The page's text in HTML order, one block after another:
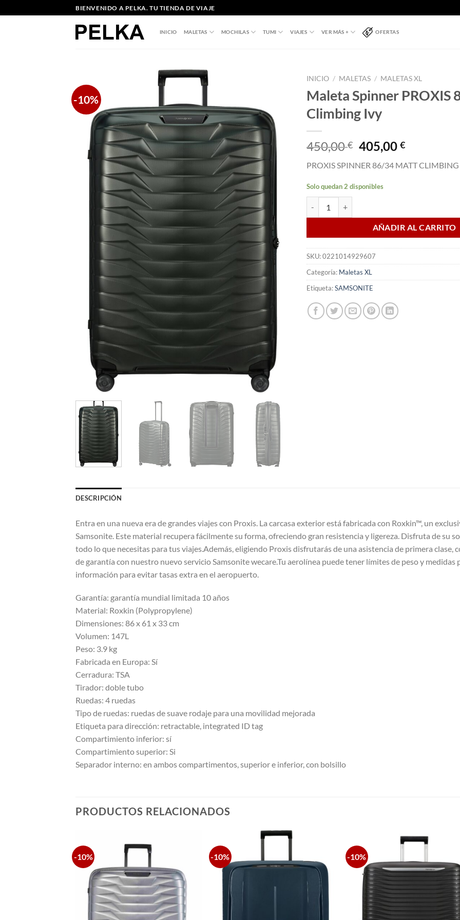
al
BIENVENIDO A PELKA. TU TIENDA DE VIAJE
INICIO MALETAS MOCHILAS TUMI VIAJES VER MÁS + OFERTAS
-10%
INICIO / MALETAS / MALETAS XL
Maleta Spinner PROXIS
Climbing Ivy
450,00€ El
precio
original
era:
450,00 €.
405,00€El
actual
PROXIS SPINNER 86/34 MATT
Solo quedan 2 disponibles
AÑADIR AL CARRITO
SKU:0221014929607
Categoría: Maletas XL
Etiqueta:SAMSONITE
DESCRIPCIÓN
Entra en una nueva era de grandes viajes con Proxis. La carcasa exterior está fabricada con Roxkin™, un
Samsonite. Este material recupera fácilmente su forma, ofreciendo gran resistencia y ligereza. Disfruta de su
todo lo que necesitas para tus viajes.Además, eligiendo Proxis disfrutarás de una asistencia de primera clase,
de garantía con nuestro nuevo servicio Samsonite wecare.Tu aerolínea puede tener límites de peso y medidas
información para evitar tasas extra en el aeropuerto.
Garantía: garantía mundial limitada 10 años
Material: Roxkin (Polypropylene)
Dimensiones: 86 x 61 x 33 cm
Volumen: 147L
Peso: 3.9 kg
Fabricada en Europa: Sí
Cerradura: TSA
Tirador: doble tubo
Ruedas: 4 ruedas
Tipo de ruedas: ruedas de suave rodaje para una movilidad mejorada
Etiqueta para dirección: retractable, integrated ID tag
Compartimiento inferior: sí
Compartimiento superior: Si
Separador interno: en ambos compartimentos, superior e inferior, con bolsillo
PRODUCTOS RELACIONADOS
-10% -10% -10%